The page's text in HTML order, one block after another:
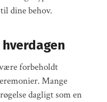
dine behov.
forbeholdt
Mange
dagligt som en